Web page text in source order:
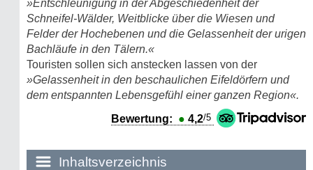
»Entschleunigung in der Abgeschiedenheit der
Schneifel-Wälder, Weitblicke über die Wiesen und
Felder der Hochebenen und die Gelassenheit der urigen
Bachläufe in den Tälern.«
Touristen sollen sich anstecken lassen von der
»Gelassenheit in den beschaulichen Eifeldörfern und
dem entspannten Lebensgefühl einer ganzen Region«.
Bewertung: ● 4,2/5
Inhaltsverzeichnis